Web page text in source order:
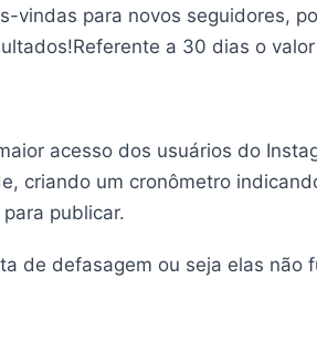
para novos seguidores,
a 30 dias o
acesso dos usuários do
criando um cronômetro
publicar.
de defasagem ou seja elas não